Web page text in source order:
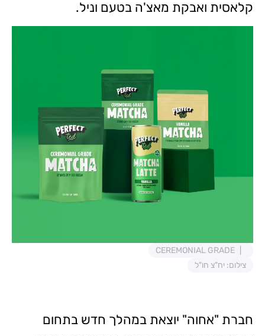
קלאסית ואבקת מאצ'ה בטעם וניל.
CEREMONIAL GRADE
צילום: יח"צ חו"ל
חברת "אחוה" יוצאת במהלך חדש בתחום